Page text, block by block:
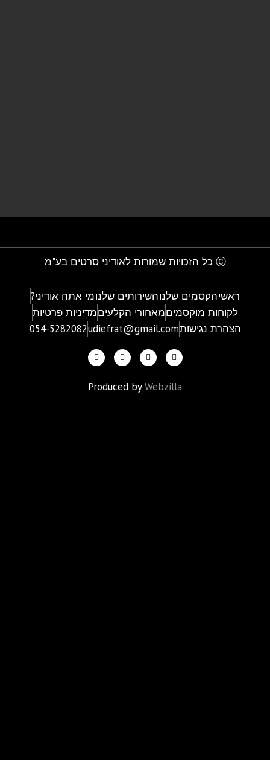
Ⓒ כל הזכויות שמורות לאודיני סרטים בע"מ
ראשיהקסמים שלנוהשירותים שלנומי אתה אודיני?
לקוחות מוקסמיםמאחורי הקלעיםמדיניות פרטיות
הצהרת נגישותudiefrat@gmail.com
054-5282082
Produced byWebzilla